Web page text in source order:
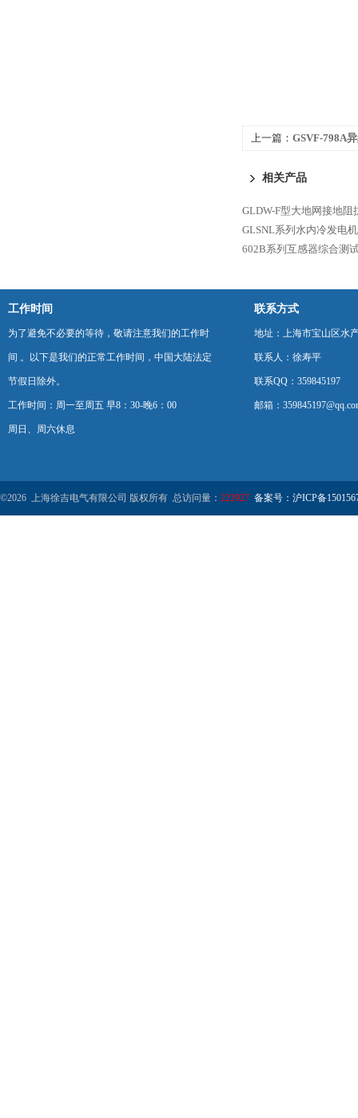
上一篇： GSVF-798A
相关产品
GLDW-F型大地网接地阻
GLSNL系列水内冷发电
602B系列互感器综合测
工作时间
为了避免不必要的等待，敬请注意我们的工作时
间 。以下是我们的正常工作时间，中国大陆法定
节假日除外。
工作时间：周一至周五 早8：30-晚6：00
周日、周六休息
联系方式
地址：上海市宝山区水
联系人：徐寿平
联系QQ：359845197
邮箱：
©2026 上海徐吉电气有限公司 版权所有 总访问量： 222927 备案号：沪ICP备